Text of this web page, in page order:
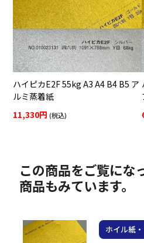
ハイピカE2F 55kg A3 A4 B4 B5 ア
ルミ蒸着紙
11,330円 (税込)
この商品をご覧にな
商品もみています。
ホイル紙